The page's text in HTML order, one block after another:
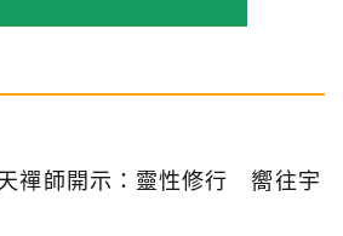
禪師開示：靈性修行 嚮往宇